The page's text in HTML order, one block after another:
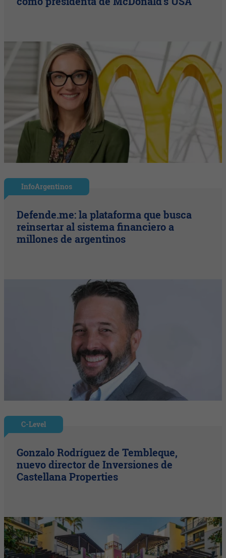
InfoArgentinos
Defende.me: la plataforma que busca
reinsertar al sistema financiero a
millones de argentinos
C-Level
Gonzalo Rodríguez de Tembleque,
nuevo director de Inversiones de
Castellana Properties